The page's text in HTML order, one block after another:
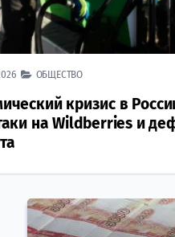
ОБЩЕСТВО
кризис в
на Wildberries и